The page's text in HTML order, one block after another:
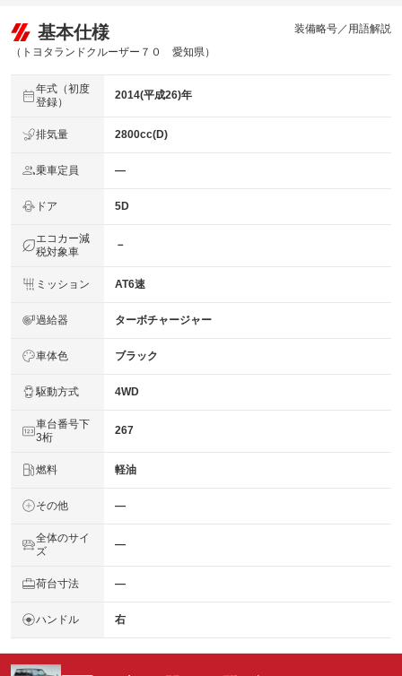
基本仕様
（トヨタランドクルーザー７０ 愛知県）
装備略号／用語解説
年式（初度
登録）
2014(平成26)年
排気量 2800cc(D)
乗車定員 ―
ドア 5D
エコカー減
税対象車
－
ミッション AT6速
過給器 ターボチャージャー
車体色 ブラック
駆動方式 4WD
車台番号下
3桁
267
燃料 軽油
その他 ―
全体のサイ
ズ
―
荷台寸法 ―
ハンドル 右